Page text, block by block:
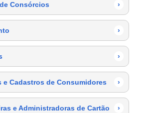
Consórcios ›
›
›
e Cadastros de Consumidores ›
e Administradoras de Cartão ›